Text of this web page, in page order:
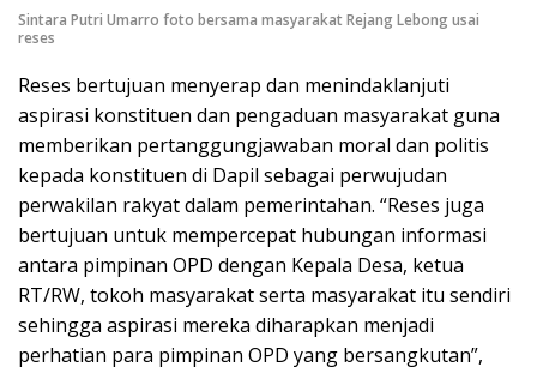
Sintara Putri Umarro foto bersama masyarakat Rejang Lebong usai
reses
Reses bertujuan menyerap dan menindaklanjuti
aspirasi konstituen dan pengaduan masyarakat guna
memberikan pertanggungjawaban moral dan politis
kepada konstituen di Dapil sebagai perwujudan
perwakilan rakyat dalam pemerintahan. “Reses juga
bertujuan untuk mempercepat hubungan informasi
antara pimpinan OPD dengan Kepala Desa, ketua
RT/RW, tokoh masyarakat serta masyarakat itu sendiri
sehingga aspirasi mereka diharapkan menjadi
perhatian para pimpinan OPD yang bersangkutan”,